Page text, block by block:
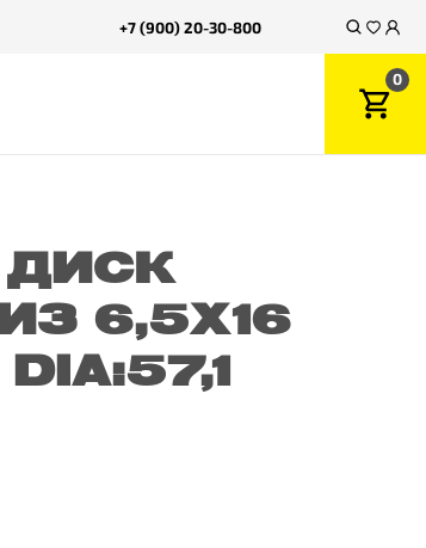
+7 (900) 20-30-800
0
6,5X16